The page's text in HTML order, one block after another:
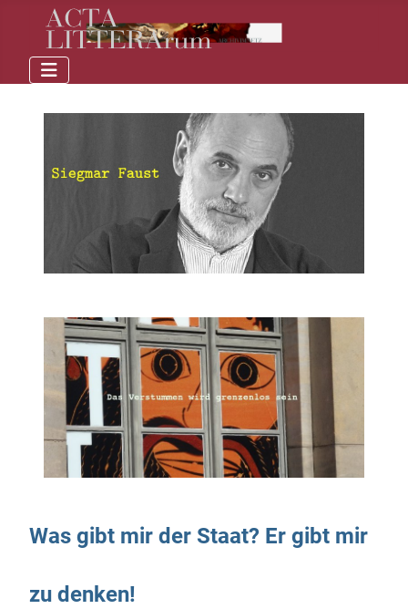
Was gibt mir der Staat? Er gibt mir
zu denken!